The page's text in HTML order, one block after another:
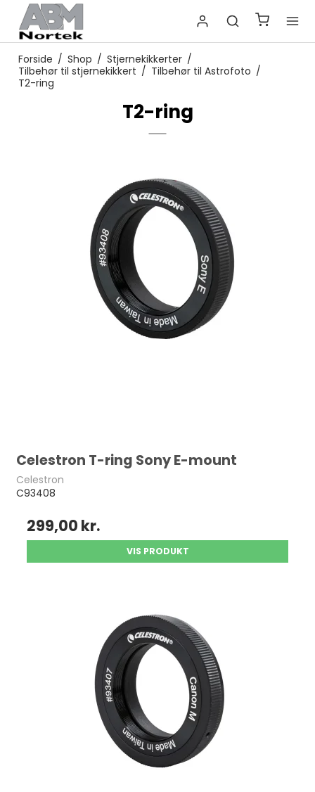
Forside / Shop / Stjernekikkerter /
Tilbehør til stjernekikkert / Tilbehør til Astrofoto /
T2-ring
T2-ring
Celestron T-ring Sony E-mount
Celestron
C93408
299,00 kr.
VIS PRODUKT